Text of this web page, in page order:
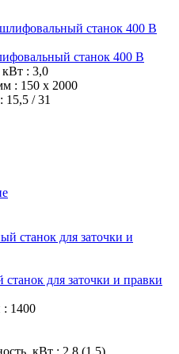
станок 400 В
кВт : 3,0
: 150 х 2000
: 15,5 / 31
для заточки и правки
: 1400